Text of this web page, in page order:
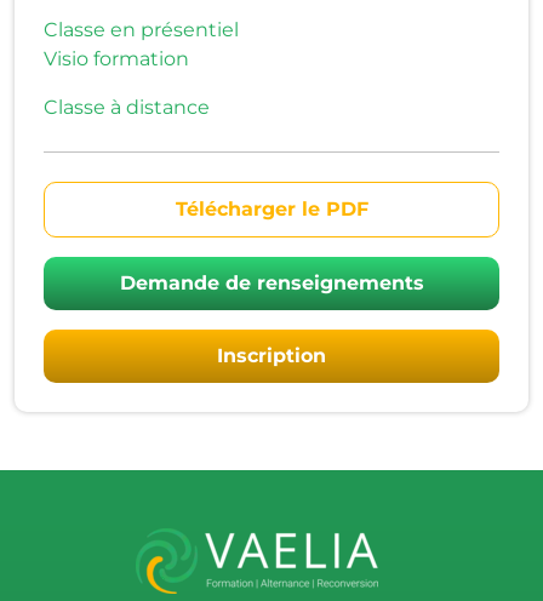
Classe en présentiel
Visio formation
Classe à distance
Télécharger le PDF
Demande de renseignements
Inscription